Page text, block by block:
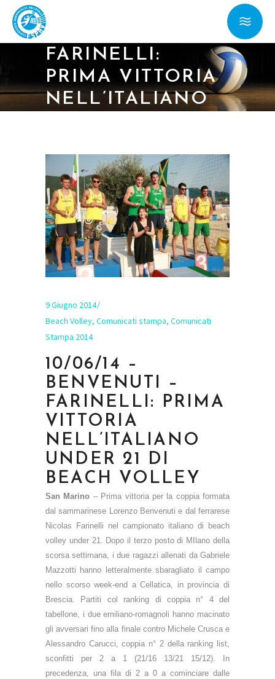
FARINELLI:
PRIMA VITTORIA
NELL’ITALIANO
9 Giugno 2014
Beach Volley, Comunicati stampa, Comunicati
Stampa 2014
10/06/14 –
BENVENUTI –
FARINELLI: PRIMA
VITTORIA
NELL’ITALIANO
UNDER 21 DI
BEACH VOLLEY
San Marino – Prima vittoria per la coppia formata
dal sammarinese Lorenzo Benvenuti e dal ferrarese
Nicolas Farinelli nel campionato italiano di beach
volley under 21. Dopo il terzo posto di MIlano della
scorsa settimana, i due ragazzi allenati da Gabriele
Mazzotti hanno letteralmente sbaragliato il campo
nello scorso week-end a Cellatica, in provincia di
Brescia. Partiti col ranking di coppia n° 4 del
tabellone, i due emiliano-romagnoli hanno macinato
gli avversari fino alla finale contro Michele Crusca e
Alessandro Carucci, coppia n° 2 della ranking list,
sconfitti per 2 a 1 (21/16 13/21 15/12). In
precedenza, una fila di 2 a 0 a cominciare dalle